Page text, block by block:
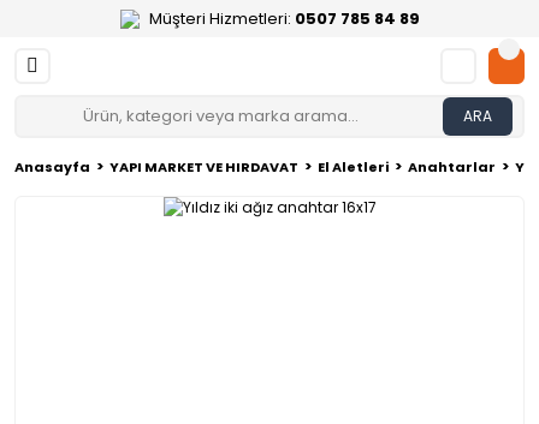
Müşteri Hizmetleri: 0507 785 84 89
ARA
Anasayfa YAPI MARKET VE HIRDAVAT El Aletleri Anahtarlar